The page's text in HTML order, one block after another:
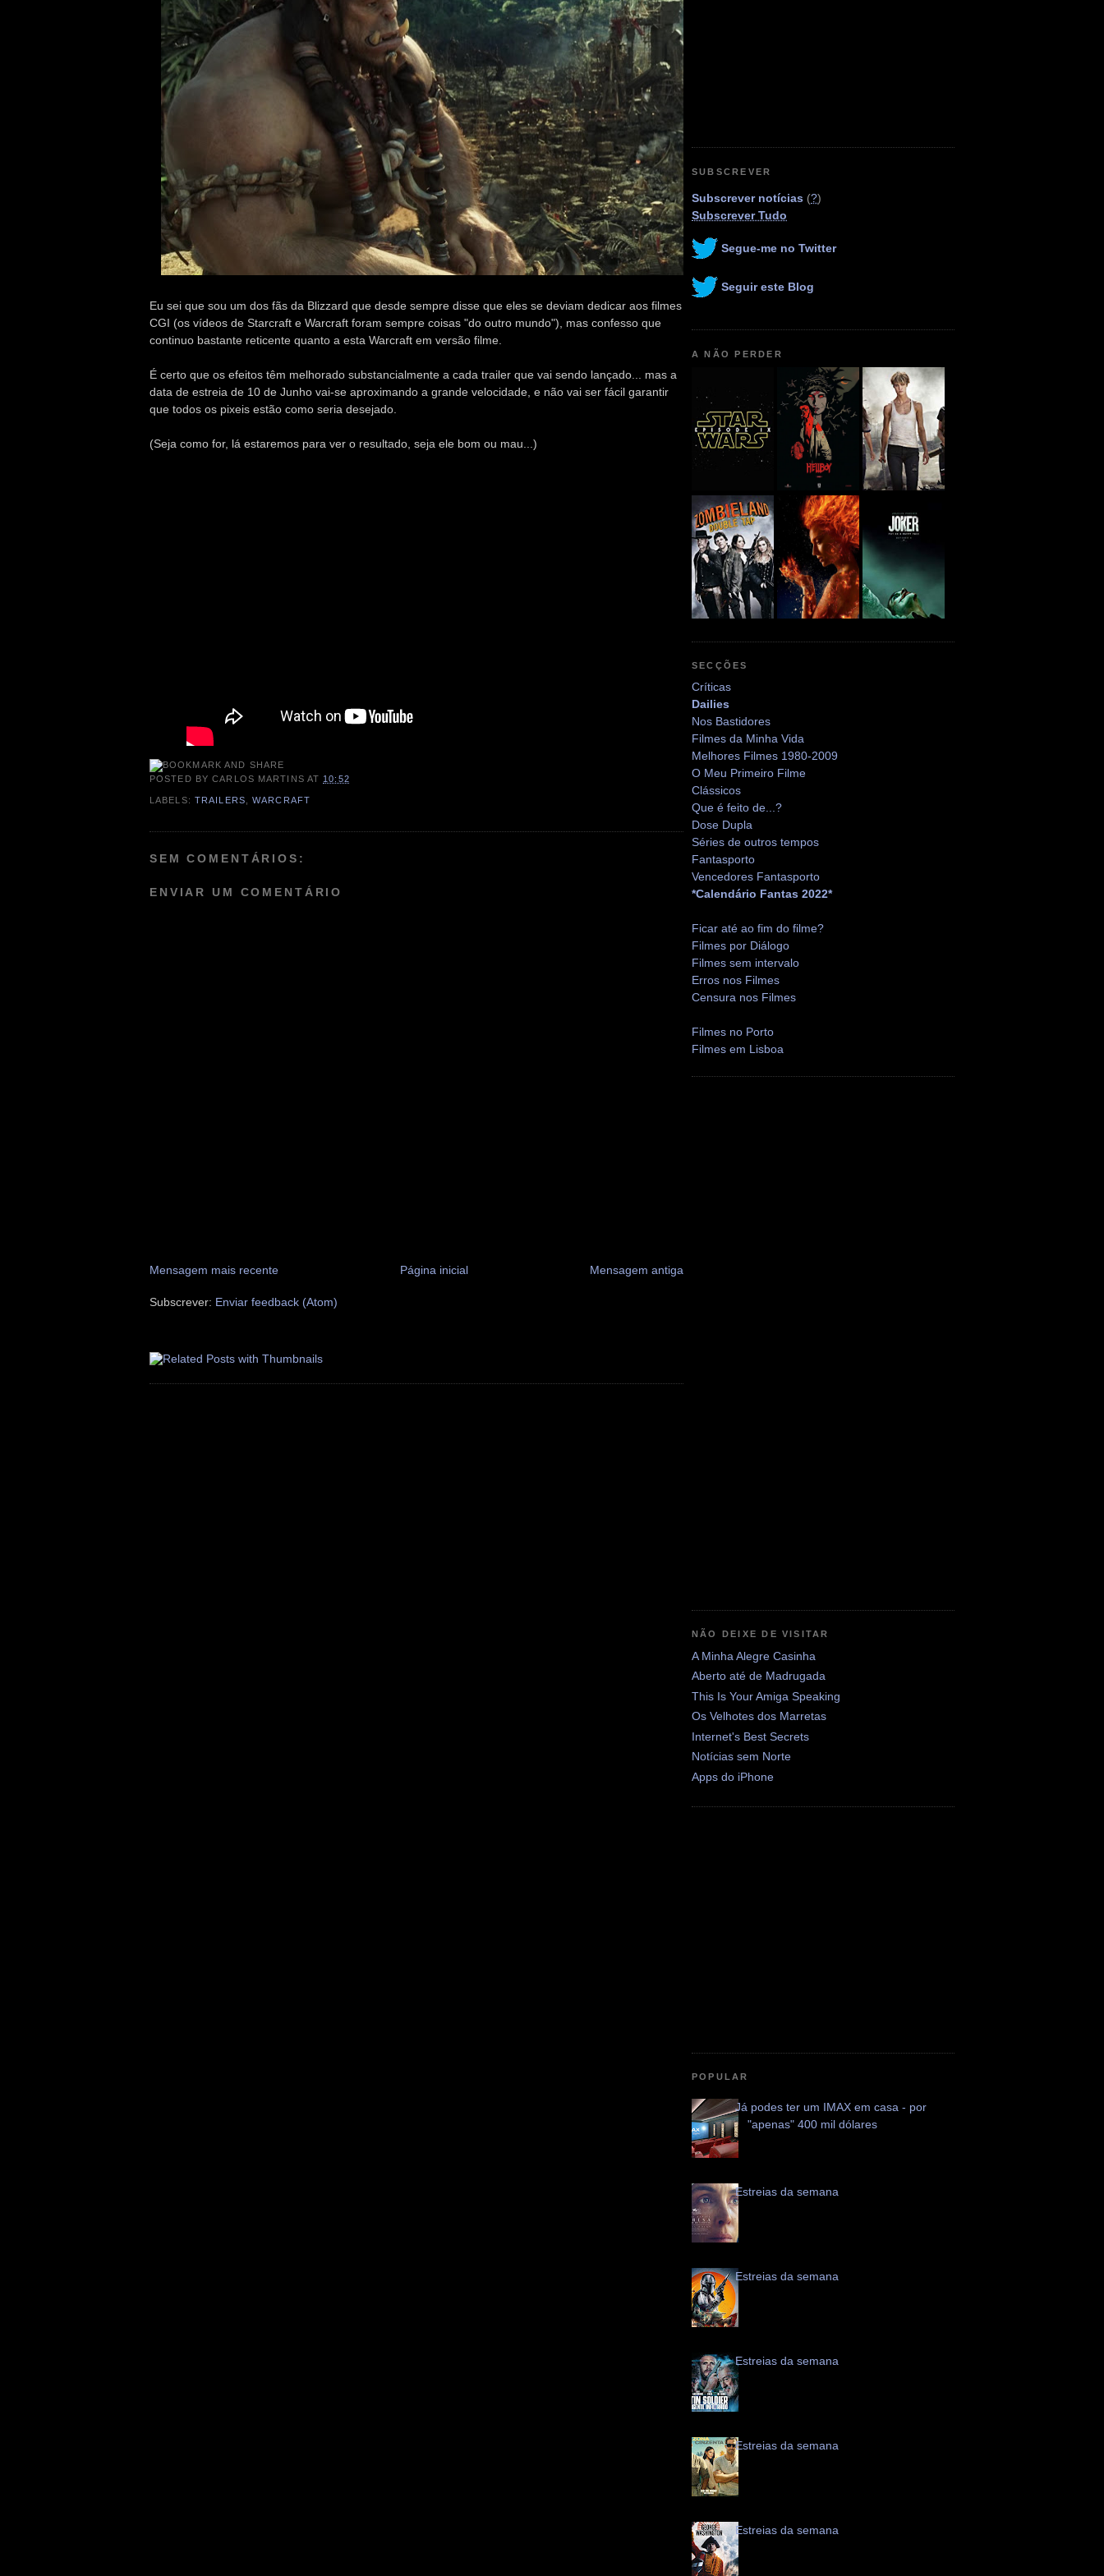
Eu sei que sou um dos fãs da Blizzard que desde sempre disse que eles se deviam dedicar aos filmes
CGI (os vídeos de Starcraft e Warcraft foram sempre coisas "do outro mundo"), mas confesso que
continuo bastante reticente quanto a esta Warcraft em versão filme.
É certo que os efeitos têm melhorado substancialmente a cada trailer que vai sendo lançado... mas a
data de estreia de 10 de Junho vai-se aproximando a grande velocidade, e não vai ser fácil garantir
que todos os pixeis estão como seria desejado.
(Seja como for, lá estaremos para ver o resultado, seja ele bom ou mau...)
POSTED BYCARLOS MARTINS AT 10:52
LABELS: TRAILERS ,WARCRAFT
SEM COMENTÁRIOS:
ENVIAR UM COMENTÁRIO
Mensagem mais recente Mensagem antiga
Página inicial
Subscrever: Enviar feedback (Atom)
SUBSCREVER
Subscrever notícias (?)
Subscrever Tudo
Segue-me no Twitter
Seguir este Blog
A NÃO PERDER
SECÇÕES
Críticas
Dailies
Nos Bastidores
Filmes da Minha Vida
Melhores Filmes 1980-2009
O Meu Primeiro Filme
Clássicos
Que é feito de...?
Dose Dupla
Séries de outros tempos
Fantasporto
Vencedores Fantasporto
*Calendário Fantas 2022*
Ficar até ao fim do filme?
Filmes por Diálogo
Filmes sem intervalo
Erros nos Filmes
Censura nos Filmes
Filmes no Porto
Filmes em Lisboa
NÃO DEIXE DE VISITAR
A Minha Alegre Casinha
Aberto até de Madrugada
This Is Your Amiga Speaking
Os Velhotes dos Marretas
Internet's Best Secrets
Notícias sem Norte
Apps do iPhone
POPULAR
Já podes ter um IMAX em casa - por
"apenas" 400 mil dólares
Estreias da semana
Estreias da semana
Estreias da semana
Estreias da semana
Estreias da semana